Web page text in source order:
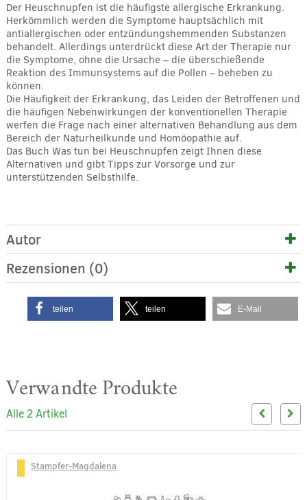
Der Heuschnupfen ist die häufigste allergische Erkrankung.
Herkömmlich werden die Symptome hauptsächlich mit
antiallergischen oder entzündungshemmenden Substanzen
behandelt. Allerdings unterdrückt diese Art der Therapie nur
die Symptome, ohne die Ursache – die überschießende
Reaktion des Immunsystems auf die Pollen – beheben zu
können.
Die Häufigkeit der Erkrankung, das Leiden der Betroffenen und
die häufigen Nebenwirkungen der konventionellen Therapie
werfen die Frage nach einer alternativen Behandlung aus dem
Bereich der Naturheilkunde und Homöopathie auf.
Das Buch Was tun bei Heuschnupfen zeigt Ihnen diese
Alternativen und gibt Tipps zur Vorsorge und zur
unterstützenden Selbsthilfe.
Autor
Rezensionen (0)
teilen teilen E-Mail
Verwandte Produkte
Alle 2 Artikel
Stampfer-Magdalena